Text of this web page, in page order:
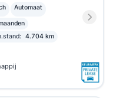
Automaat
4.704 km